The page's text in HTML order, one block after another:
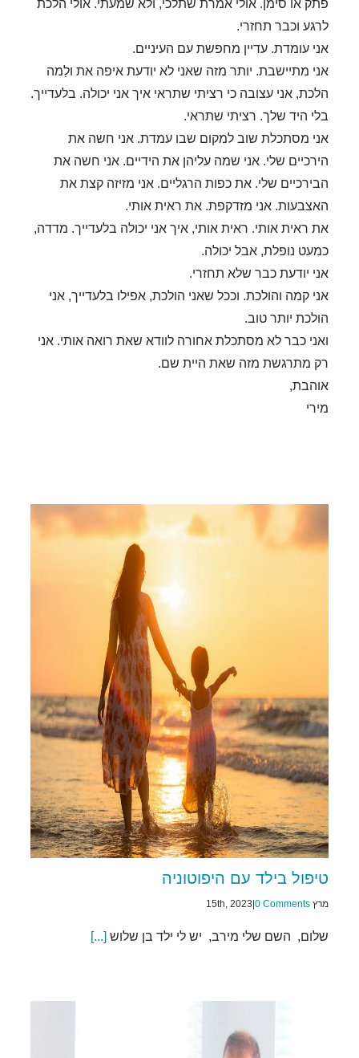
פתק או סימן. אולי אמרת שתלכי, ולא שמעתי. אולי הלכת
לרגע וכבר תחזרי.
אני עומדת. עדיין מחפשת עם העיניים.
אני מתיישבת. יותר מזה שאני לא יודעת איפה את ולַמה
הלכת, אני עצובה כי רציתי שתראי איך אני יכולה. בלעדייך.
בלי היד שלך. רציתי שתראי.
אני מסתכלת שוב למקום שבו עמדת. אני חשה את
הירכיים שלי. אני שמה עליהן את הידיים. אני חשה את
הבירכיים שלי. את כפות הרגליים. אני מזיזה קצת את
האצבעות. אני מזדקפת. את ראית אותי.
את ראית אותי. ראית אותי, איך אני יכולה בלעדייך. מדדה,
כמעט נופלת, אבל יכולה.
אני יודעת כבר שלא תחזרי.
אני קמה והולכת. וככל שאני הולכת, אפילו בלעדייך, אני
הולכת יותר טוב.
ואני כבר לא מסתכלת אחורה לוודא שאת רואה אותי. אני
רק מתרגשת מזה שאת היית שם.
אוהבת,
מירי
טיפול בילד עם היפוטוניה
מרץ 15th, 2023 |0 Comments
שלום, השם שלי מירב, יש לי ילד בן שלוש [...]